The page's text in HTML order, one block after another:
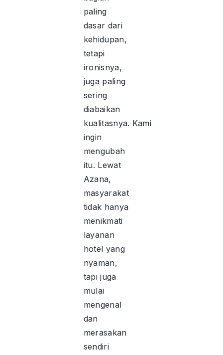
paling
dasar dari
kehidupan,
tetapi
ironisnya,
juga paling
sering
diabaikan
kualitasnya. Kami
ingin
mengubah
itu. Lewat
Azana,
masyarakat
tidak hanya
menikmati
layanan
hotel yang
nyaman,
tapi juga
mulai
mengenal
dan
merasakan
sendiri